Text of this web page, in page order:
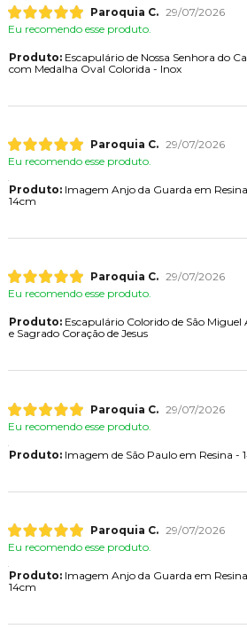
Paroquia C. 29/07/2026
Eu recomendo esse produto.
Produto:Escapulário de Nossa Senhora do
com Medalha Oval Colorida - Inox
Paroquia C. 29/07/2026
Eu recomendo esse produto.
Produto:Imagem Anjo da Guarda em
14cm
Paroquia C. 29/07/2026
Eu recomendo esse produto.
Produto:Escapulário Colorido de São Miguel
e Sagrado Coração de Jesus
Paroquia C. 29/07/2026
Eu recomendo esse produto.
Produto:Imagem de São Paulo em Resina -
Paroquia C. 29/07/2026
Eu recomendo esse produto.
Produto:Imagem Anjo da Guarda em
14cm